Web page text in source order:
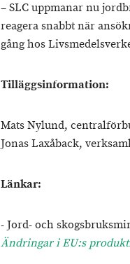
– SLC uppmanar nu
reagera snabbt när
gång hos
Tilläggsinformation:
Mats Nylund,
Jonas Laxåback,
Länkar:
- Jord- och
Ändringar i EU:s